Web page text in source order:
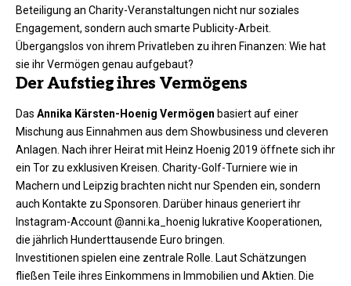
Beteiligung an Charity-Veranstaltungen nicht nur soziales
Engagement, sondern auch smarte Publicity-Arbeit.
Übergangslos von ihrem Privatleben zu ihren Finanzen: Wie hat
sie ihr Vermögen genau aufgebaut?​
Der Aufstieg ihres Vermögens
Das Annika Kärsten-Hoenig Vermögen basiert auf einer
Mischung aus Einnahmen aus dem Showbusiness und cleveren
Anlagen. Nach ihrer Heirat mit Heinz Hoenig 2019 öffnete sich ihr
ein Tor zu exklusiven Kreisen. Charity-Golf-Turniere wie in
Machern und Leipzig brachten nicht nur Spenden ein, sondern
auch Kontakte zu Sponsoren. Darüber hinaus generiert ihr
Instagram-Account @anni.ka_hoenig lukrative Kooperationen,
die jährlich Hunderttausende Euro bringen.​
Investitionen spielen eine zentrale Rolle. Laut Schätzungen
fließen Teile ihres Einkommens in Immobilien und Aktien. Die